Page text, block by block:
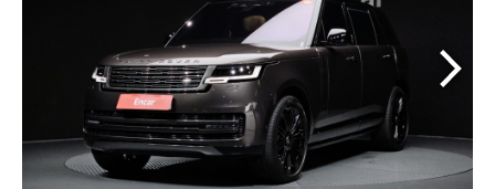
ЛИЗИНГ
НОВОСТИ
ОТЗЫВЫ